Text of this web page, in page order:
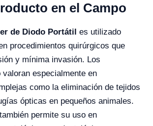
en el Campo
de Diodo Portátil es utilizado
procedimientos quirúrgicos que
y mínima invasión. Los
valoran especialmente en
como la eliminación de tejidos
ópticas en pequeños animales.
permite su uso en